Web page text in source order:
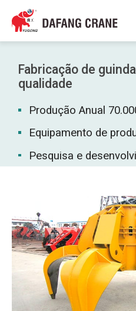
Fabricação de
qualidade
Produção Anual
Equipamento de
Pesquisa e
Bahasa Indonesia
Bahasa Melayu
Tiếng Việt
简体中文
বাংলা
Pilipino
اردو
Українська
Kiswahili
Dansk
Norsk
O‘zbekcha